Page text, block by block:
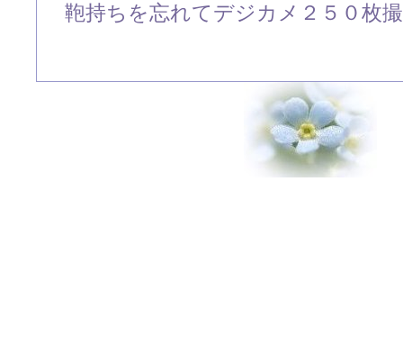
鞄持ちを忘れてデジカメ２５０枚